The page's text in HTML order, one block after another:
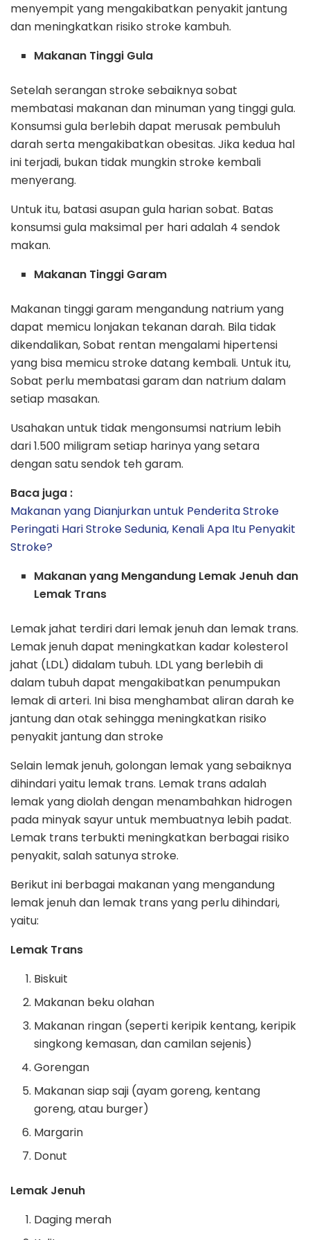
menyempit yang mengakibatkan penyakit jantung
dan meningkatkan risiko stroke kambuh.
Makanan Tinggi Gula
Setelah serangan stroke sebaiknya sobat
membatasi makanan dan minuman yang tinggi gula.
Konsumsi gula berlebih dapat merusak pembuluh
darah serta mengakibatkan obesitas. Jika kedua hal
ini terjadi, bukan tidak mungkin stroke kembali
menyerang.
Untuk itu, batasi asupan gula harian sobat. Batas
konsumsi gula maksimal per hari adalah 4 sendok
makan.
Makanan Tinggi Garam
Makanan tinggi garam mengandung natrium yang
dapat memicu lonjakan tekanan darah. Bila tidak
dikendalikan, Sobat rentan mengalami hipertensi
yang bisa memicu stroke datang kembali. Untuk itu,
Sobat perlu membatasi garam dan natrium dalam
setiap masakan.
Usahakan untuk tidak mengonsumsi natrium lebih
dari 1.500 miligram setiap harinya yang setara
dengan satu sendok teh garam.
Baca juga :
Makanan yang Dianjurkan untuk Penderita Stroke
Peringati Hari Stroke Sedunia, Kenali Apa Itu Penyakit
Stroke?
Makanan yang Mengandung Lemak Jenuh dan
Lemak Trans
Lemak jahat terdiri dari lemak jenuh dan lemak trans.
Lemak jenuh dapat meningkatkan kadar kolesterol
jahat (LDL) didalam tubuh. LDL yang berlebih di
dalam tubuh dapat mengakibatkan penumpukan
lemak di arteri. Ini bisa menghambat aliran darah ke
jantung dan otak sehingga meningkatkan risiko
penyakit jantung dan stroke
Selain lemak jenuh, golongan lemak yang sebaiknya
dihindari yaitu lemak trans. Lemak trans adalah
lemak yang diolah dengan menambahkan hidrogen
pada minyak sayur untuk membuatnya lebih padat.
Lemak trans terbukti meningkatkan berbagai risiko
penyakit, salah satunya stroke.
Berikut ini berbagai makanan yang mengandung
lemak jenuh dan lemak trans yang perlu dihindari,
yaitu:
Lemak Trans
Biskuit
Makanan beku olahan
Makanan ringan (seperti keripik kentang, keripik
singkong kemasan, dan camilan sejenis)
Gorengan
Makanan siap saji (ayam goreng, kentang
goreng, atau burger)
Margarin
Donut
Lemak Jenuh
Daging merah